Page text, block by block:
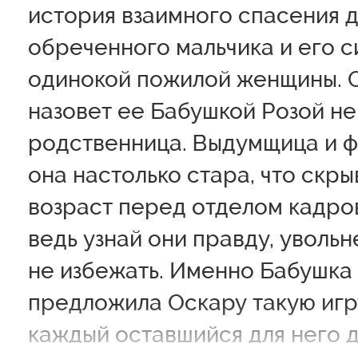
история взаимного спасения
обреченного мальчика и его
одинокой пожилой женщины.
назовет ее Бабушкой Розой
родственница. Выдумщица и
она настолько стара, что
возраст перед отделом
ведь узнай они правду,
не избежать. Именно Бабушка
предложила Оскару такую
каждый оставшийся для него